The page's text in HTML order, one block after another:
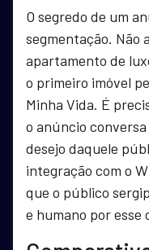
O segredo de um
segmentação. Não
apartamento de
o primeiro imóvel
Minha Vida. É
o anúncio
desejo daquele
integração com o
que o público
e humano por esse